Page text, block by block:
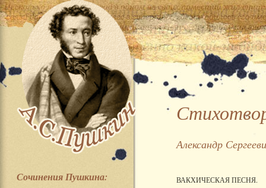
Сочинения Пушкина:
Александр
ВАКХИЧЕСКАЯ ПЕСНЯ.